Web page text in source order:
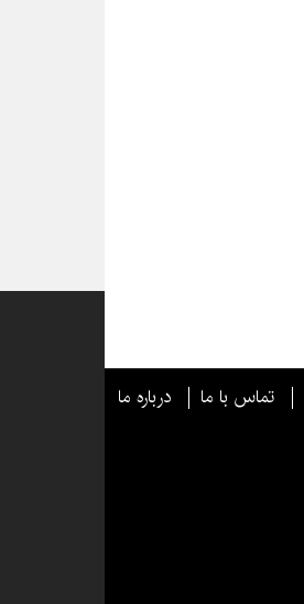
تماس با ما درباره ما